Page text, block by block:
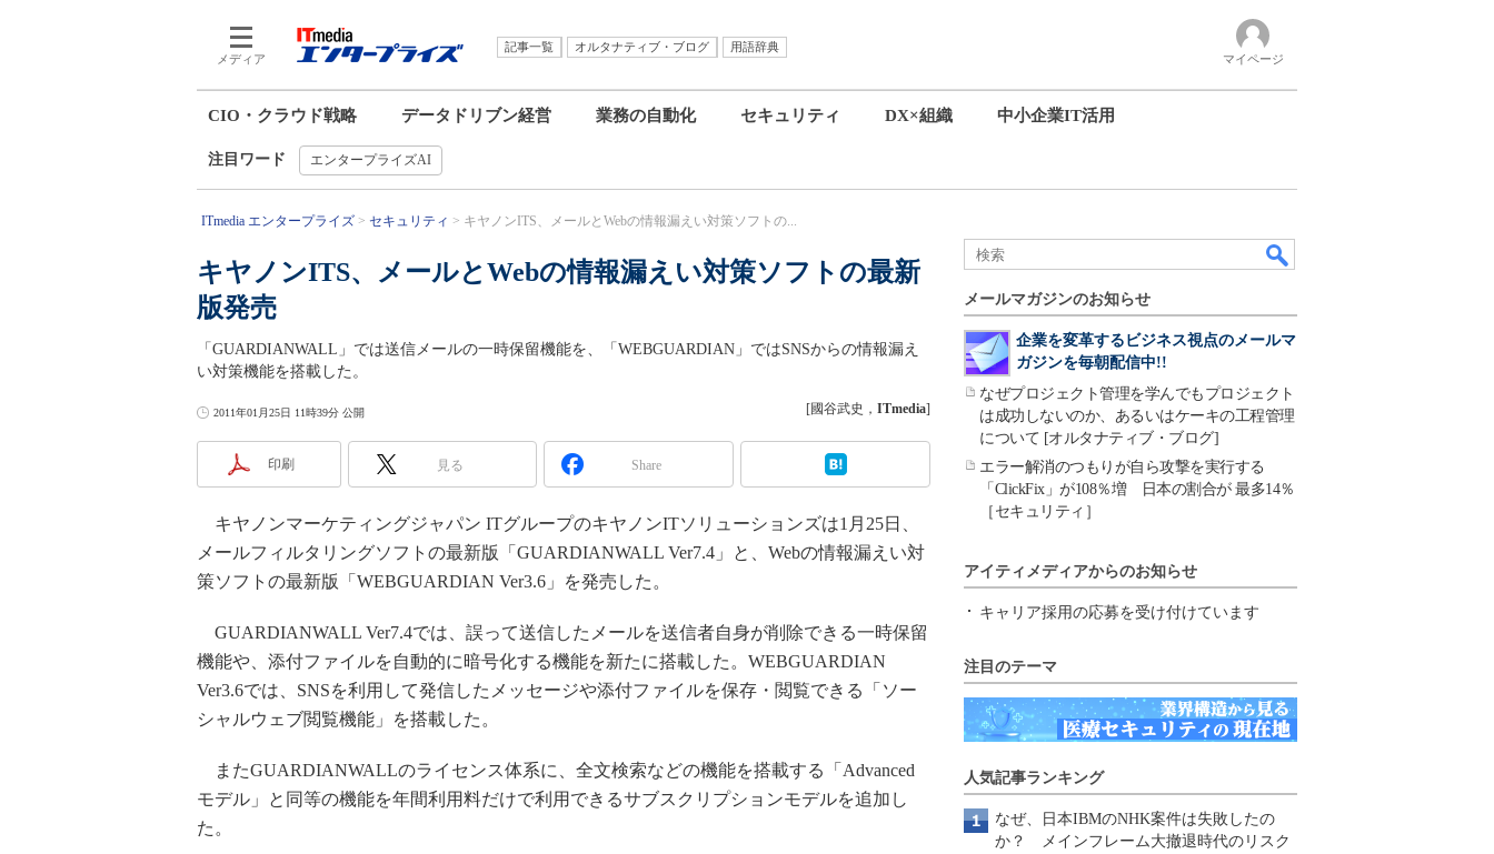
メディア
記事一覧 オルタナティブ・ブログ
用語辞典
マイページ
CIO・クラウド戦略 データドリブン経営 業務の自動化 セキュリティ DX×組織 中小企業IT活用
注目ワード エンタープライズAI
ITmedia エンタープライズ セキュリティ キヤノンITS、メールとWebの情報漏えい対策ソフトの...
キヤノンITS、メールとWebの情報漏えい対策ソフトの最新
版発売
「GUARDIANWALL」では送信メールの一時保留機能を、「WEBGUARDIAN」ではSNSからの情報漏え
い対策機能を搭載した。
2011年01月25日 11時39分 公開 [國谷武史， ITmedia]
印刷 見る Share
キヤノンマーケティングジャパン ITグループのキヤノンITソリューションズは1月25日、
メールフィルタリングソフトの最新版「GUARDIANWALL Ver7.4」と、Webの情報漏えい対
策ソフトの最新版「WEBGUARDIAN Ver3.6」を発売した。
GUARDIANWALL Ver7.4では、誤って送信したメールを送信者自身が削除できる一時保留
機能や、添付ファイルを自動的に暗号化する機能を新たに搭載した。WEBGUARDIAN
Ver3.6では、SNSを利用して発信したメッセージや添付ファイルを保存・閲覧できる「ソー
シャルウェブ閲覧機能」を搭載した。
またGUARDIANWALLのライセンス体系に、全文検索などの機能を搭載する「Advanced
モデル」と同等の機能を年間利用料だけで利用できるサブスクリプションモデルを追加し
た。
メールマガジンのお知らせ
企業を変革するビジネス視点のメールマ
ガジンを毎朝配信中!!
なぜプロジェクト管理を学んでもプロジェクト
は成功しないのか、あるいはケーキの工程管理
について [オルタナティブ・ブログ]
エラー解消のつもりが自ら攻撃を実行する
「ClickFix」が108％増 日本の割合が 最多14％
［セキュリティ］
アイティメディアからのお知らせ
キャリア採用の応募を受け付けています
注目のテーマ
人気記事ランキング
なぜ、日本IBMのNHK案件は失敗したの
か？ メインフレーム大撤退時代のリスク